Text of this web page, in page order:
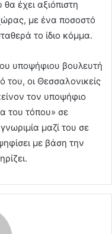
έχει αξιόπιστη
με ένα ποσοστό
το ίδιο κόμμα.
υποψήφιου βουλευτή
του, οι Θεσσαλονικείς
τον υποψήφιο
του τόπου» σε
μαζί του σε
με βάση την